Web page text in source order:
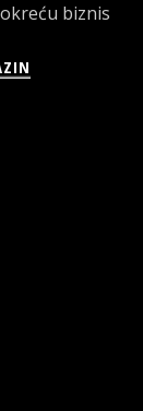
biznis